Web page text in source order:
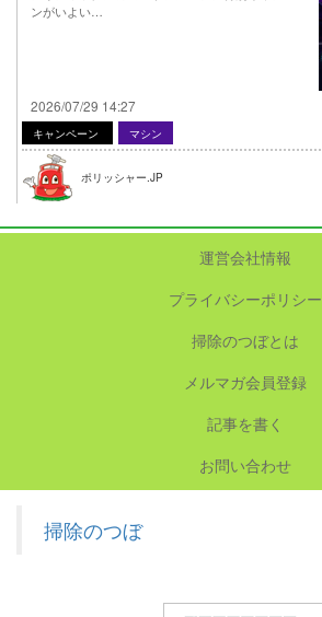
ンがいよい…
2026/07/29 14:27
キャンペーン マシン
ポリッシャー.JP
運営会社情報
プライバシーポリシー
掃除のつぼとは
メルマガ会員登録
記事を書く
お問い合わせ
掃除のつぼ